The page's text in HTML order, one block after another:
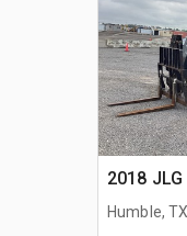
2018
Humble,